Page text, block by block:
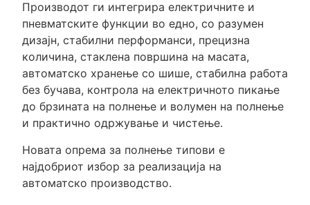
Производот ги интегрира електричните и
пневматските функции во едно, со разумен
дизајн, стабилни перформанси, прецизна
количина, стаклена површина на масата,
автоматско хранење со шише, стабилна работа
без бучава, контрола на електричното пикање
до брзината на полнење и волумен на полнење
и практично одржување и чистење.
Новата опрема за полнење типови е
најдобриот избор за реализација на
автоматско производство.